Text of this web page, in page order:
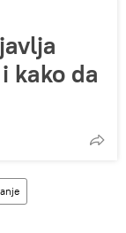
kako da